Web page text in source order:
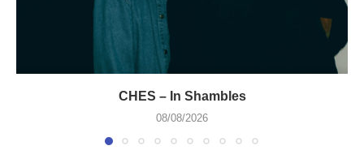
CHES – In Shambles
08/08/2026